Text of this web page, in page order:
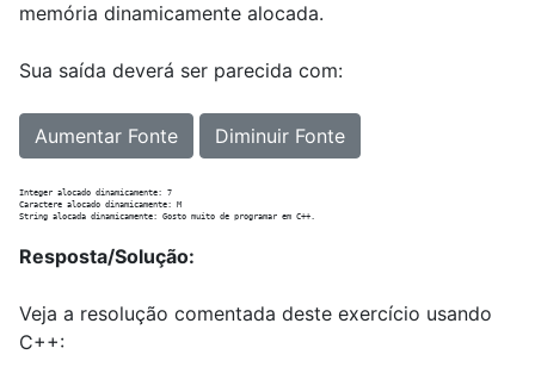
memória dinamicamente alocada.
Sua saída deverá ser parecida com:
Aumentar Fonte Diminuir Fonte
Integer alocado dinamicamente: 7
Caractere alocado dinamicamente: M
Resposta/Solução:
Veja a resolução comentada deste exercício usando
C++: